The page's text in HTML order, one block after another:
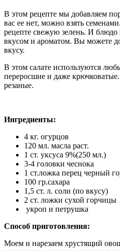
В этом рецепте мы добавляем
вас ее нет, можно взять
рецепте свежую зелень. И
вкусом и ароматом. Вы можете
вкусу.
В этом салате используются
переросшие и даже
резаные.
Ингредиенты:
4 кг. огурцов
120 мл. масла раст.
1 ст. уксуса 9%(250 мл.)
3-4 головки чеснока
1 ст.ложка перец черный
100 гр.сахара
1,5 ст. л. соли (по вкусу)
2 ст. ложки сухой горчицы
укроп и петрушка
Способ приготовления:
Моем и нарезаем хрустящий